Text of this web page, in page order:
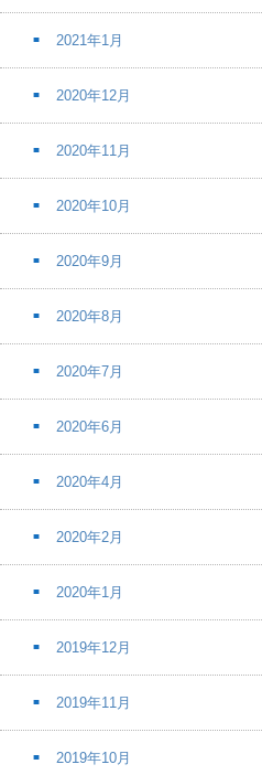
2021年1月
2020年12月
2020年11月
2020年10月
2020年9月
2020年8月
2020年7月
2020年6月
2020年4月
2020年2月
2020年1月
2019年12月
2019年11月
2019年10月